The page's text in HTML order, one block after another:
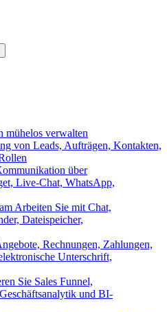
mühelos verwalten
von Leads, Aufträgen, Kontakten,
über
Live-Chat, WhatsApp,
Arbeiten Sie mit Chat,
Dateispeicher,
Rechnungen, Zahlungen,
Unterschrift,
Sie Sales Funnel,
und BI-